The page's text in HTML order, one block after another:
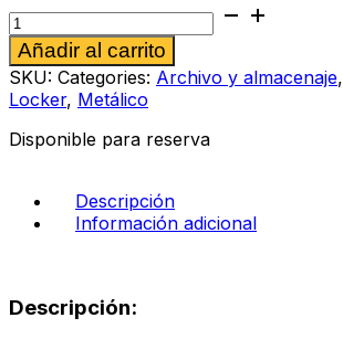
Locker
metálico
de
1
Puertas
1.80
x
38
Perforado
color
Añadir al carrito
SKU: Categories: Archivo y almacenaje,
Locker, Metálico
Disponible para reserva
Descripción
Información adicional
Descripción: